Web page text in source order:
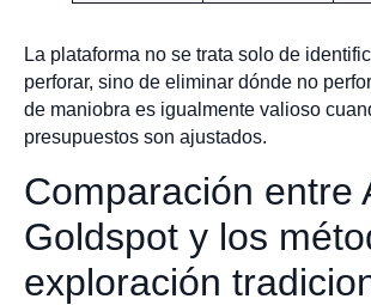
La plataforma no se trata solo de
perforar, sino de eliminar dónde no
de maniobra es igualmente valioso
presupuestos son ajustados.
Comparación entre
Goldspot y los
exploración